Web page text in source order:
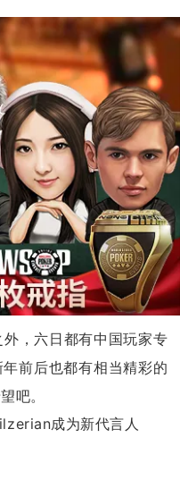
，六日都有中国玩家专
前后也都有相当精彩的
吧。